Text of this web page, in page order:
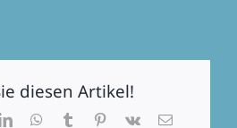
diesen Artikel!
LinkedInWhatsApp
TumblrPinterest
Vk
E-